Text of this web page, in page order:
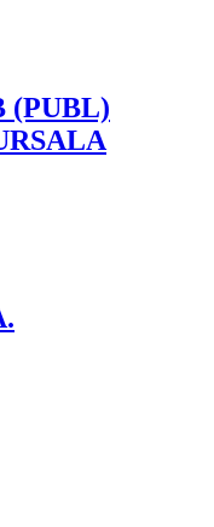
(PUBL)